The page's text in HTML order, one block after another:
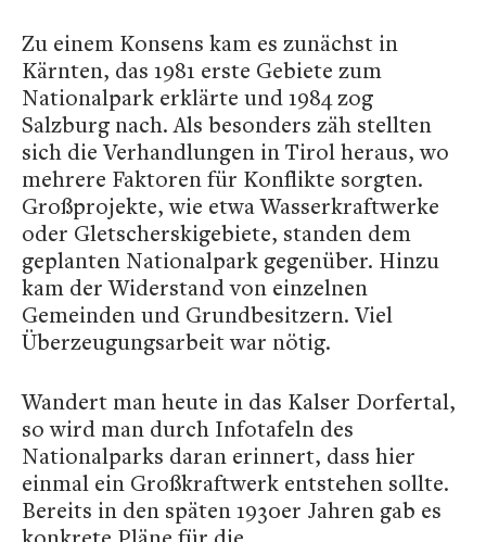
Zu einem Konsens kam es zunächst in
Kärnten, das 1981 erste Gebiete zum
Nationalpark erklärte und 1984 zog
Salzburg nach. Als besonders zäh stellten
sich die Verhandlungen in Tirol heraus, wo
mehrere Faktoren für Konflikte sorgten.
Großprojekte, wie etwa Wasserkraftwerke
oder Gletscherskigebiete, standen dem
geplanten Nationalpark gegenüber. Hinzu
kam der Widerstand von einzelnen
Gemeinden und Grundbesitzern. Viel
Überzeugungsarbeit war nötig.
Wandert man heute in das Kalser Dorfertal,
so wird man durch Infotafeln des
Nationalparks daran erinnert, dass hier
einmal ein Großkraftwerk entstehen sollte.
Bereits in den späten 1930er Jahren gab es